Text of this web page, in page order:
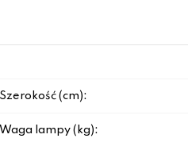
Szerokość (cm):
Waga lampy (kg):